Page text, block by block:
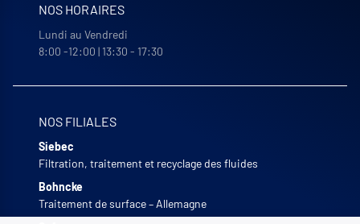
NOS HORAIRES
Lundi au Vendredi
8:00 -12:00 | 13:30 - 17:30
NOS FILIALES
Siebec
Filtration, traitement et recyclage des fluides
Bohncke
Traitement de surface – Allemagne